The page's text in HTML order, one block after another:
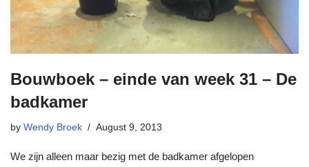
Bouwboek – einde van week 31 – De
badkamer
by Wendy Broek August 9, 2013
We zijn alleen maar bezig met de badkamer afgelopen